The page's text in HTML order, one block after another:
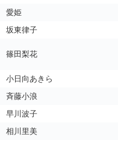
愛姫
坂東律子
篠田梨花
小日向あきら
斉藤小浪
早川波子
相川里美